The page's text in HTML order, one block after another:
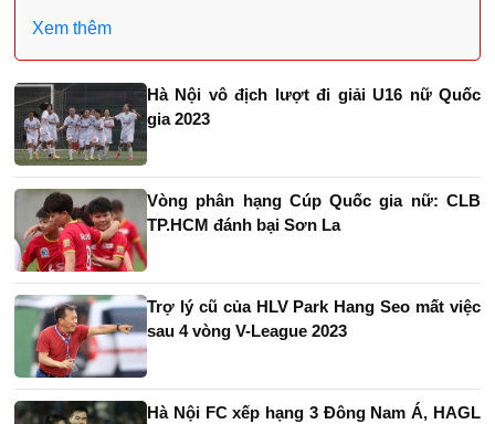
Xem thêm
Hà Nội vô địch lượt đi giải U16 nữ Quốc
gia 2023
Vòng phân hạng Cúp Quốc gia nữ: CLB
TP.HCM đánh bại Sơn La
Trợ lý cũ của HLV Park Hang Seo mất việc
sau 4 vòng V-League 2023
Hà Nội FC xếp hạng 3 Đông Nam Á, HAGL